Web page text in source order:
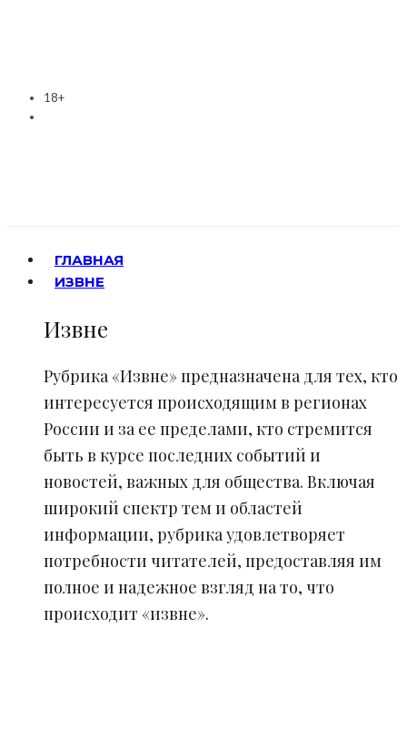
18+
ГЛАВНАЯ
ИЗВНЕ
Извне
Рубрика «Извне» предназначена для тех, кто
интересуется происходящим в регионах
России и за ее пределами, кто стремится
быть в курсе последних событий и
новостей, важных для общества. Включая
широкий спектр тем и областей
информации, рубрика удовлетворяет
потребности читателей, предоставляя им
полное и надежное взгляд на то, что
происходит «извне».